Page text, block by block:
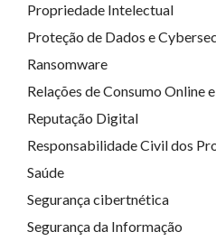
Propriedade Intelectual
Proteção de Dados e
Ransomware
Relações de Consumo Online
Reputação Digital
Responsabilidade Civil dos
Saúde
Segurança cibertnética
Segurança da Informação